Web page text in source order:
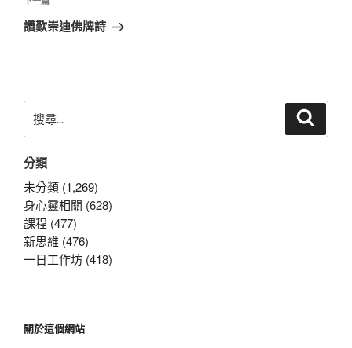
章
一
讚歎崇迪佛牌詩
尋
鍵
字:
分類
未分類 (1,269)
身心靈相關 (628)
課程 (477)
新思維 (476)
一日工作坊 (418)
關於這個網站